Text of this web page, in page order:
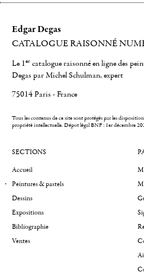
Edgar Degas
CATALOGUE RAISONNÉ
Le 1er catalogue raisonné en ligne des
Degas par Michel Schulman, expert
75014 Paris - France
Tous les contenus de ce site sont protégés par les
propriété intellectuelle.Dépot légal BNF : 1er décembre
SECTIONS
Accueil
Peintures & pastels
Dessins
Expositions
Bibliographie
Ventes